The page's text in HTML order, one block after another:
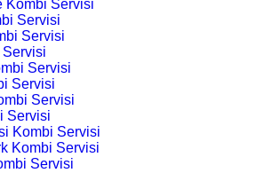
Kombi Servisi
Servisi
Servisi
Servisi
Servisi
Servisi
Servisi
Kombi Servisi
Kombi Servisi
Servisi